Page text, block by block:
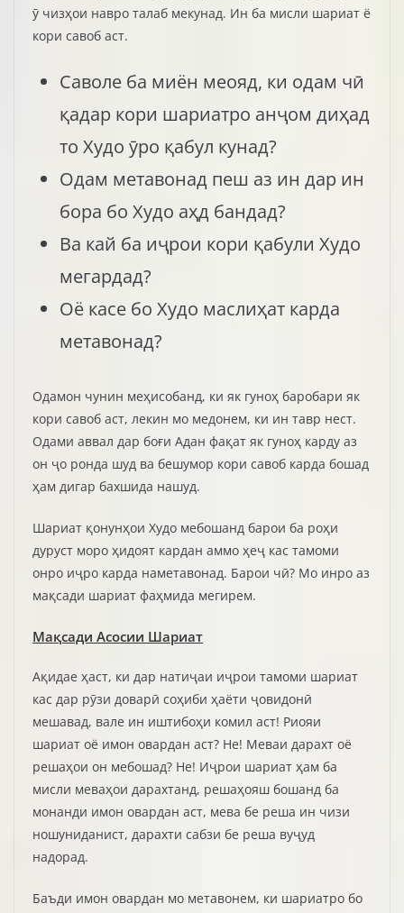
ӯ чизҳои навро талаб мекунад. Ин ба мисли шариат ё
кори савоб аст.
Саволе ба миён меояд, ки одам чӣ
қадар кори шариатро анҷом диҳад
то Худо ӯро қабул кунад?
Одам метавонад пеш аз ин дар ин
бора бо Худо аҳд бандад?
Ва кай ба иҷрои кори қабули Худо
мегардад?
Оё касе бо Худо маслиҳат карда
метавонад?
Одамон чунин меҳисобанд, ки як гуноҳ баробари як
кори савоб аст, лекин мо медонем, ки ин тавр нест.
Одами аввал дар боғи Адан фақат як гуноҳ карду аз
он ҷо ронда шуд ва бешумор кори савоб карда бошад
ҳам дигар бахшида нашуд.
Шариат қонунҳои Худо мебошанд барои ба роҳи
дуруст моро ҳидоят кардан аммо ҳеҷ кас тамоми
онро иҷро карда наметавонад. Барои чӣ? Мо инро аз
мақсади шариат фаҳмида мегирем.
Мақсади Асосии Шариат
Ақидае ҳаст, ки дар натиҷаи иҷрои тамоми шариат
кас дар рӯзи доварӣ соҳиби ҳаёти ҷовидонӣ
мешавад, вале ин иштибоҳи комил аст! Риояи
шариат оё имон овардан аст? Не! Меваи дарахт оё
решаҳои он мебошад? Не! Иҷрои шариат ҳам ба
мисли меваҳои дарахтанд, решаҳояш бошанд ба
монанди имон овардан аст, мева бе реша ин чизи
ношуниданист, дарахти сабзи бе реша вуҷуд
надорад.
Баъди имон овардан мо метавонем, ки шариатро бо